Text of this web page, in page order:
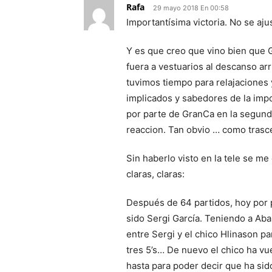
Rafa 29 mayo 2018 En 00:58
Importantísima victoria. No se
Y es que creo que vino bien que
fuera a vestuarios al descanso
tuvimos tiempo para
implicados y sabedores de la
por parte de GranCa en la
reaccion. Tan obvio … como
Sin haberlo visto en la tele se
claras, claras:
Después de 64 partidos, hoy por
sido Sergi García. Teniendo a
entre Sergi y el chico Hlinason
tres 5’s… De nuevo el chico ha
hasta para poder decir que ha